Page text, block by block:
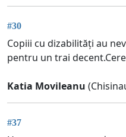
#30
Copiii cu dizabilități au
pentru un trai
Katia Movileanu
#37